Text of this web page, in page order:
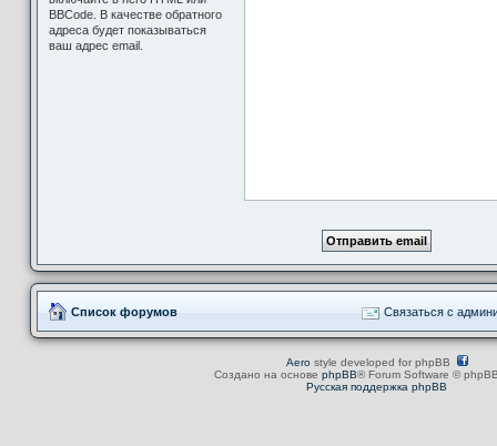
BBCode. В качестве обратного
адреса будет показываться
ваш адрес email.
Список форумов Связаться с
Aerostyle developed for phpBB
Создано на основе phpBB® Forum Software ©
Русская поддержка phpBB